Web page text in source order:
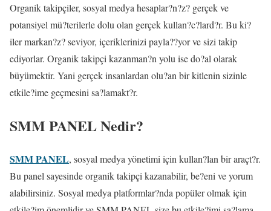
Organik takipçiler, sosyal medya hesaplar?n?z? gerçek ve
potansiyel mü?terilerle dolu olan gerçek kullan?c?lard?r. Bu ki?
iler markan?z? seviyor, içeriklerinizi payla??yor ve sizi takip
ediyorlar. Organik takipçi kazanman?n yolu ise do?al olarak
büyümektir. Yani gerçek insanlardan olu?an bir kitlenin sizinle
etkile?ime geçmesini sa?lamakt?r.
SMM PANEL Nedir?
SMM PANEL, sosyal medya yönetimi için kullan?lan bir araçt?r.
Bu panel sayesinde organik takipçi kazanabilir, be?eni ve yorum
alabilirsiniz. Sosyal medya platformlar?nda popüler olmak için